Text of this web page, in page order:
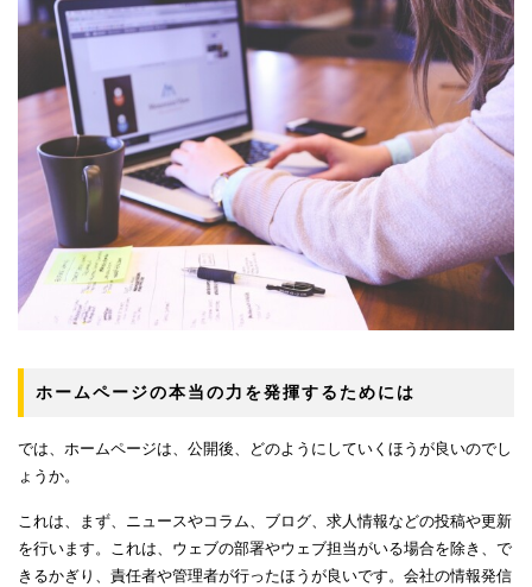
ホームページの本当の力を発揮するためには
では、ホームページは、公開後、どのようにしていくほうが良いのでし
ょうか。
これは、まず、ニュースやコラム、ブログ、求人情報などの投稿や更新
を行います。これは、ウェブの部署やウェブ担当がいる場合を除き、で
きるかぎり、責任者や管理者が行ったほうが良いです。会社の情報発信